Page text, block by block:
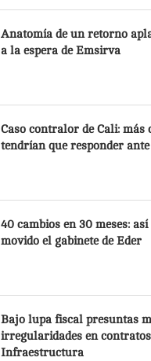
Anatomía de un retorno
a la espera de Emsirva
Caso contralor de Cali: más
tendrían que responder
40 cambios en 30 meses: así
movido el gabinete de Eder
Bajo lupa fiscal presuntas
irregularidades en
Infraestructura